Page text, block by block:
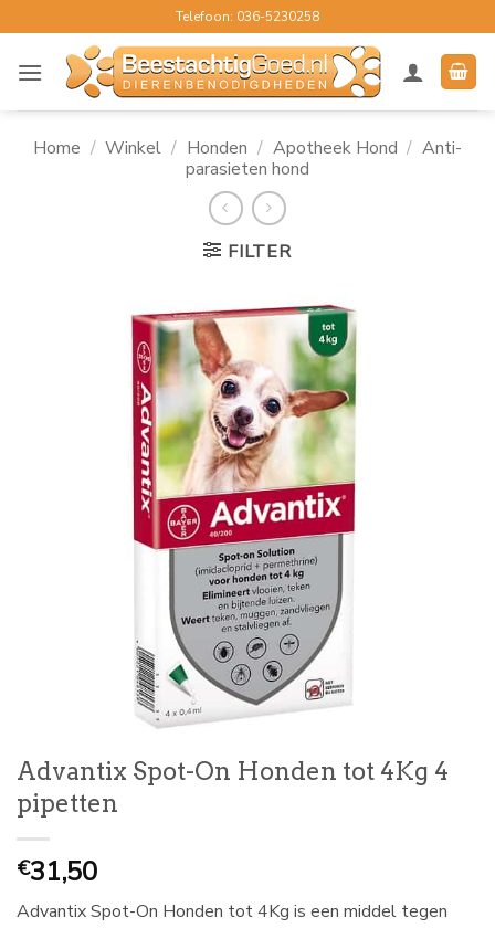
naar
inhoud
Telefoon: 036-5230258
Home / Winkel / Honden / Apotheek Hond / Anti-
parasieten hond
FILTER
Advantix Spot-On Honden tot 4Kg 4
pipetten
€31,50
Advantix Spot-On Honden tot 4Kg is een middel tegen